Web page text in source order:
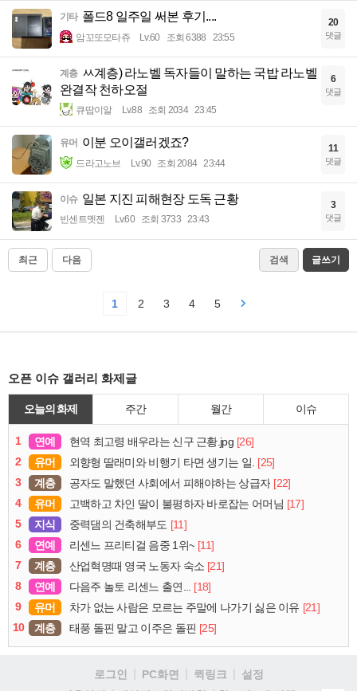
기타 폴드8 일주일 써본 후기....
암꼬또모타쥬 Lv.60 조회 6388 23:55
20
댓글
계층 ㅆ계층) 라노벨 독자들이 말하는 국밥 라노벨
완결작 천하오절
큐땁이알 Lv.88 조회 2034 23:45
6
댓글
유머 이분 오이갤러겠죠?
드라고노브 Lv.90 조회 2084 23:44
11
댓글
이슈 일본 지진 피해현장 도독 근황
빈센트멧젠 Lv.60 조회 3733 23:43
3
댓글
최근 다음 검색 글쓰기
1 2 3 4 5
오픈 이슈 갤러리 화제글
오늘의 화제 주간 월간 이슈
1 연예 현역 최고령 배우라는 신구 근황.jpg [26]
2
유머 외향형 딸래미와 비행기 타면 생기는 일. [25]
3
계층 공자도 말했던 사회에서 피해야하는 상급자 [22]
4
유머 고백하고 차인 딸이 불평하자 바로잡는 어머님 [17]
5
지식 중력댐의 건축해부도 [11]
6
연예 리센느 프리티걸 음중 1위~ [11]
7
계층 산업혁명때 영국 노동자 숙소 [21]
8
연예 다음주 놀토 리센느 출연... [18]
9
유머 차가 없는 사람은 모르는 주말에 나가기 싫은 이유 [21]
10
계층 태풍 돌핀 말고 이주은 돌핀 [25]
로그인 PC화면 퀵링크
설정